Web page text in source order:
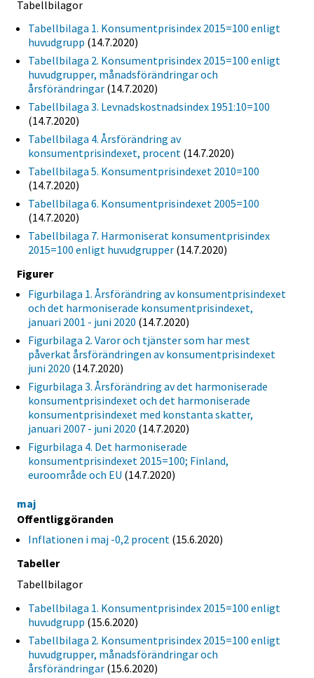
Tabellbilagor
Tabellbilaga 1. Konsumentprisindex 2015=100 enligt
huvudgrupp (14.7.2020)
Tabellbilaga 2. Konsumentprisindex 2015=100 enligt
huvudgrupper, månadsförändringar och
årsförändringar (14.7.2020)
Tabellbilaga 3. Levnadskostnadsindex 1951:10=100
(14.7.2020)
Tabellbilaga 4. Årsförändring av
konsumentprisindexet, procent (14.7.2020)
Tabellbilaga 5. Konsumentprisindexet 2010=100
(14.7.2020)
Tabellbilaga 6. Konsumentprisindexet 2005=100
(14.7.2020)
Tabellbilaga 7. Harmoniserat konsumentprisindex
2015=100 enligt huvudgrupper (14.7.2020)
Figurer
Figurbilaga 1. Årsförändring av konsumentprisindexet
och det harmoniserade konsumentprisindexet,
januari 2001 - juni 2020 (14.7.2020)
Figurbilaga 2. Varor och tjänster som har mest
påverkat årsförändringen av konsumentprisindexet
juni 2020 (14.7.2020)
Figurbilaga 3. Årsförändring av det harmoniserade
konsumentprisindexet och det harmoniserade
konsumentprisindexet med konstanta skatter,
januari 2007 - juni 2020 (14.7.2020)
Figurbilaga 4. Det harmoniserade
konsumentprisindexet 2015=100; Finland,
euroområde och EU (14.7.2020)
maj
Offentliggöranden
Inflationen i maj -0,2 procent (15.6.2020)
Tabeller
Tabellbilagor
Tabellbilaga 1. Konsumentprisindex 2015=100 enligt
huvudgrupp (15.6.2020)
Tabellbilaga 2. Konsumentprisindex 2015=100 enligt
huvudgrupper, månadsförändringar och
årsförändringar (15.6.2020)